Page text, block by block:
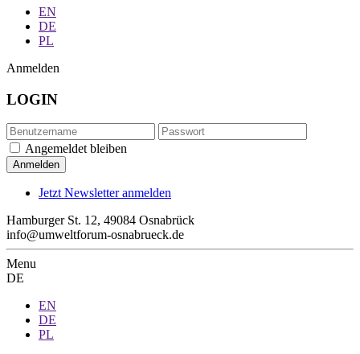
EN
DE
PL
Anmelden
LOGIN
Angemeldet bleiben
Jetzt Newsletter anmelden
Hamburger St. 12, 49084 Osnabrück
info@umweltforum-osnabrueck.de
Menu
DE
EN
DE
PL